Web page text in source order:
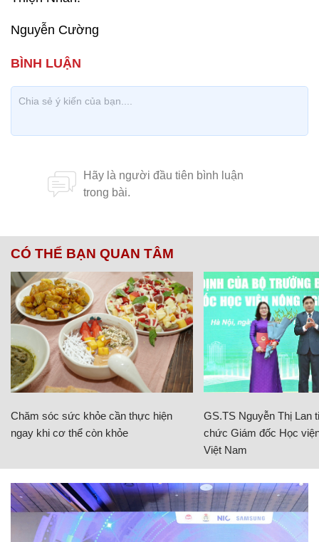
Nguyễn Cường
CÓ THỂ BẠN QUAN TÂM
Chăm sóc sức khỏe cần thực hiện
ngay khi cơ thể còn khỏe
GS.TS Nguyễn Thị Lan
chức Giám đốc Học
Việt Nam